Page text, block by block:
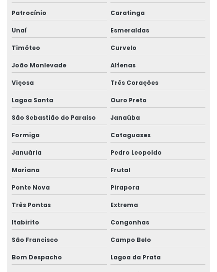
Montagem de ponte rolante
Montagem de talha elétrica
Montagem Técnica De Sistemas De Elevação
Motor elétrico para ponte rolante
Motor para ponte rolante
Motor redutor para ponte rolante
Movimentação de cargas laner
Movimentação Horizontal Com Trole Elétrico
Painel elétrico para ponte rolante
Peças para ponte rolante swf
Peças para pontes rolantes de qualquer marca
Peças de reposição para pontes rolantes
Patrocínio Caratinga
Unaí Esmeraldas
Timóteo Curvelo
João Monlevade Alfenas
Viçosa Três Corações
Lagoa Santa Ouro Preto
São Sebastião do Paraíso Janaúba
Formiga Cataguases
Januária Pedro Leopoldo
Mariana Frutal
Ponte Nova Pirapora
Três Pontas Extrema
Itabirito Congonhas
São Francisco Campo Belo
Bom Despacho Lagoa da Prata